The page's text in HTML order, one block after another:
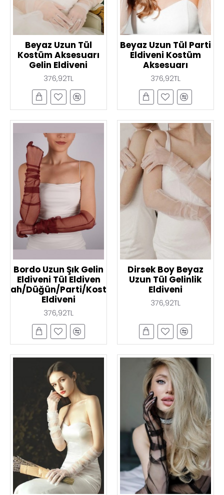
Beyaz Uzun Tül
Kostüm Aksesuarı
Gelin Eldiveni
376,92TL
Beyaz Uzun Tül Parti
Eldiveni Kostüm
Aksesuarı
376,92TL
Bordo Uzun Şık Gelin
Eldiveni Tül Eldiven
Düğün/Parti/Kostüm
Eldiveni
376,92TL
Dirsek Boy Beyaz
Uzun Tül Gelinlik
Eldiveni
376,92TL